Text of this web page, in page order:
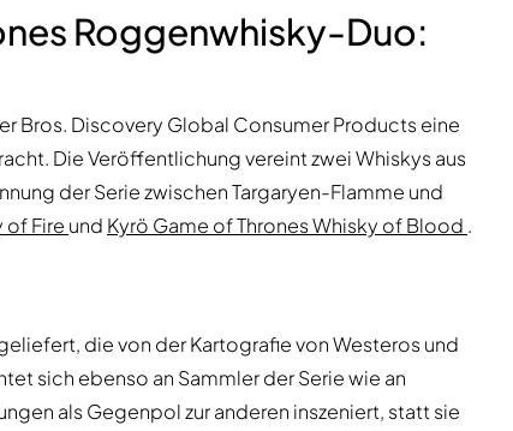
Roggenwhisky-Duo:
Bros. Discovery Global Consumer Products eine
Die Veröffentlichung vereint zwei Whiskys aus
der Serie zwischen Targaryen-Flamme und
of Fire und Kyrö Game of Thrones Whisky of Blood .
die von der Kartografie von Westeros und
sich ebenso an Sammler der Serie wie an
als Gegenpol zur anderen inszeniert, statt sie